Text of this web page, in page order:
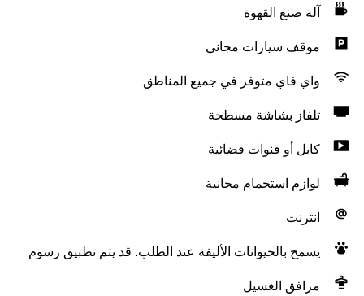
آلة صنع القهوة
موقف سيارات مجاني
واي فاي متوفر في جميع المناطق
تلفاز بشاشة مسطحة
كابل أو قنوات فضائية
لوازم استحمام مجانية
انترنت
يسمح بالحيوانات الأليفة عند الطلب. قد يتم تطبيق رسوم
مرافق الغسيل